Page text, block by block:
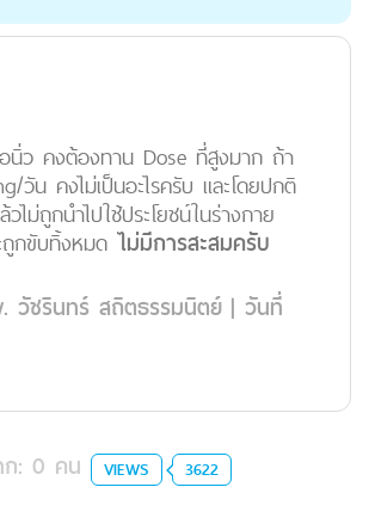
นิ่ว คงต้องทาน Dose ที่สูงมาก ถ้า
วัน คงไม่เป็นอะไรครับ และโดยปกติ
ไม่ถูกนำไปใช้ประโยชน์ในร่างกาย
ถูกขับทิ้งหมด ไม่มีการสะสมครับ
วัชรินทร์ สถิตธรรมนิตย์ | วันที่
: 0 คน VIEWS 3622